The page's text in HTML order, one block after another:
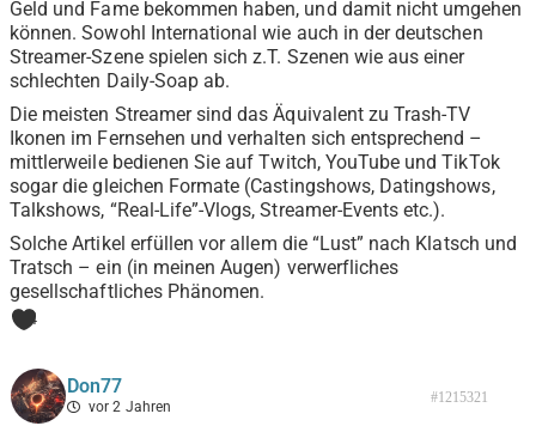
Geld und Fame bekommen haben, und damit nicht umgehen
können. Sowohl International wie auch in der deutschen
Streamer-Szene spielen sich z.T. Szenen wie aus einer
schlechten Daily-Soap ab.
Die meisten Streamer sind das Äquivalent zu Trash-TV
Ikonen im Fernsehen und verhalten sich entsprechend –
mittlerweile bedienen Sie auf Twitch, YouTube und TikTok
sogar die gleichen Formate (Castingshows, Datingshows,
Talkshows, “Real-Life”-Vlogs, Streamer-Events etc.).
Solche Artikel erfüllen vor allem die “Lust” nach Klatsch und
Tratsch – ein (in meinen Augen) verwerfliches
gesellschaftliches Phänomen.
4
Don77
vor 2 Jahren
#1215321